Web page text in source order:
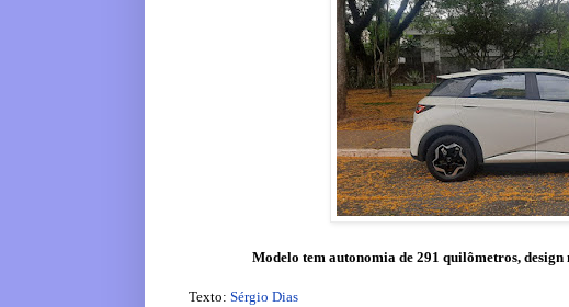
Modelo tem autonomia de 291 quilômetros,
Texto: Sérgio Dias